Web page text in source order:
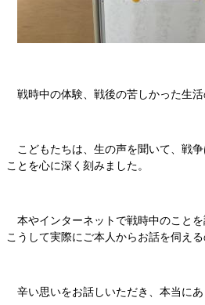
戦時中の体験、戦後の苦しかった生活
こどもたちは、生の声を聞いて、戦
ことを心に深く刻みました。
本やインターネットで戦時中のことを
こうして実際にご本人からお話を伺え
辛い思いをお話しいただき、本当にあ